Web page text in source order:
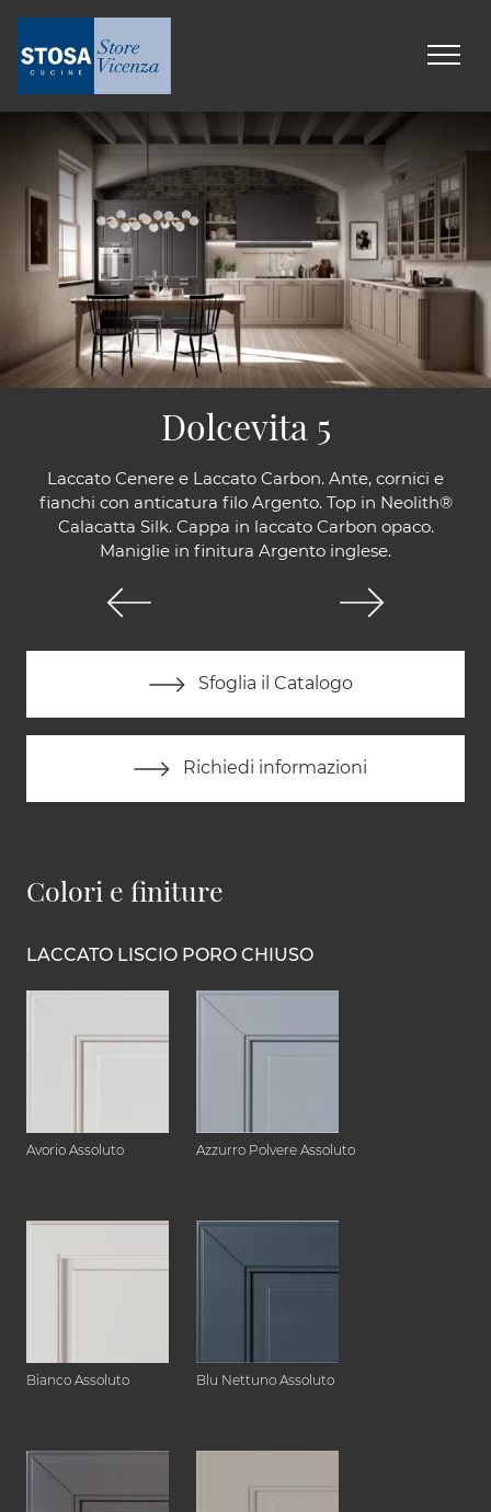
Laccato Cenere e Laccato Carbon. Ante, cornici e
fianchi con anticatura filo Argento. Top in Neolith®
Calacatta Silk. Cappa in laccato Carbon opaco.
Maniglie in finitura Argento inglese.
Sfoglia il Catalogo
Richiedi informazioni
Dolcevita 5
Colori e finiture
LACCATO LISCIO PORO CHIUSO
Avorio Assoluto Azzurro Polvere Assoluto
Bianco Assoluto Blu Nettuno Assoluto